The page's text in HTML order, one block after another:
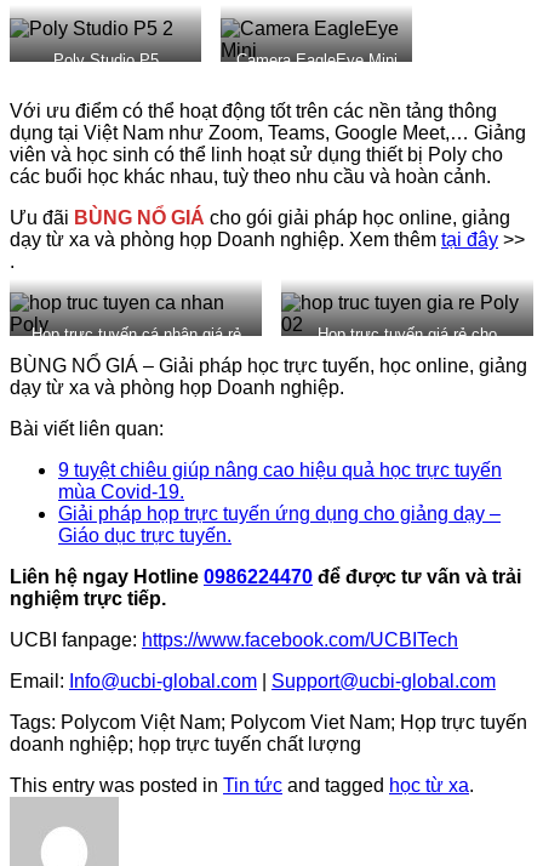
Poly Studio P5 Camera EagleEye Mini
Với ưu điểm có thể hoạt động tốt trên các nền tảng thông
dụng tại Việt Nam như Zoom, Teams, Google Meet,… Giảng
viên và học sinh có thể linh hoạt sử dụng thiết bị Poly cho
các buổi học khác nhau, tuỳ theo nhu cầu và hoàn cảnh.
Ưu đãi BÙNG NỔ GIÁ cho gói giải pháp học online, giảng
dạy từ xa và phòng họp Doanh nghiệp. Xem thêm tại đây >>
.
Họp trực tuyến cá nhân giá rẻ
Họp trực tuyến giá rẻ cho
BÙNG NỔ GIÁ – Giải pháp học trực tuyến, học online, giảng
dạy từ xa và phòng họp Doanh nghiệp.
Bài viết liên quan:
9 tuyệt chiêu giúp nâng cao hiệu quả học trực tuyến
mùa Covid-19.
Giải pháp họp trực tuyến ứng dụng cho giảng dạy –
Giáo dục trực tuyến.
Liên hệ ngay Hotline 0986224470 để được tư vấn và trải
nghiệm trực tiếp.
UCBI fanpage: https://www.facebook.com/UCBITech
Email: Info@ucbi-global.com
Support@ucbi-global.com
Tags: Polycom Việt Nam; Polycom Viet Nam; Họp trực tuyến
doanh nghiệp; họp trực tuyến chất lượng
This entry was posted in Tin tức and tagged học từ xa.